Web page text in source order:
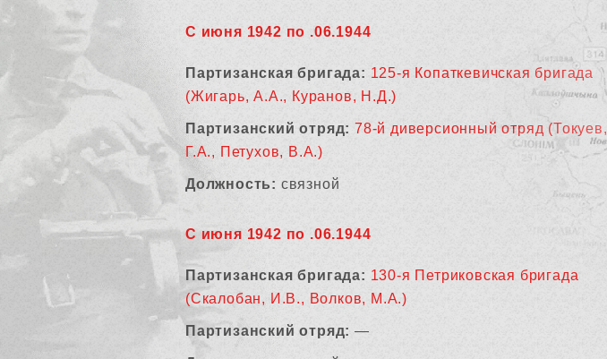
С июня 1942 по .06.1944
Партизанская бригада: 125-я Копаткевичская бригада
(Жигарь, А.А., Куранов, Н.Д.)
Партизанский отряд: 78-й диверсионный отряд (Токуев,
Г.А., Петухов, В.А.)
Должность: связной
С июня 1942 по .06.1944
Партизанская бригада: 130-я Петриковская бригада
(Скалобан, И.В., Волков, М.А.)
Партизанский отряд: —